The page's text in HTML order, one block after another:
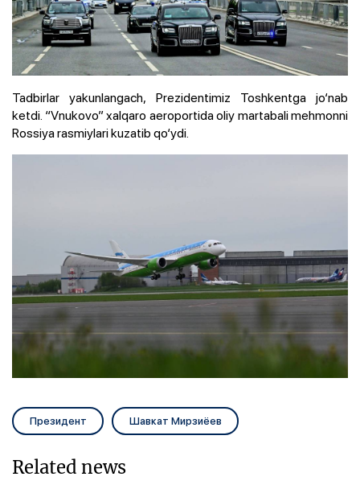
Tadbirlar yakunlangach, Prezidentimiz Toshkentga jo‘nab
ketdi. “Vnukovo” xalqaro aeroportida oliy martabali mehmonni
Rossiya rasmiylari kuzatib qo‘ydi.
Президент Шавкат Мирзиёев
Related news